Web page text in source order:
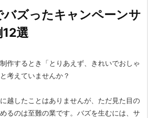
バズったキャンペーンサ
選
作するとき「とりあえず、きれいでおしゃ
考えていませんか？
越したことはありませんが、ただ見た目の
るのは至難の業です。バズを生むには、サ